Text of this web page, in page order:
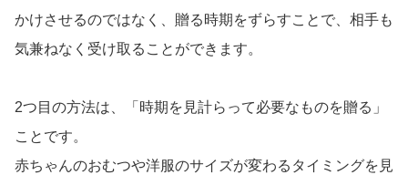
かけさせるのではなく、贈る時期をずらすことで、相手も
気兼ねなく受け取ることができます。
2つ目の方法は、「時期を見計らって必要なものを贈る」
ことです。
赤ちゃんのおむつや洋服のサイズが変わるタイミングを見